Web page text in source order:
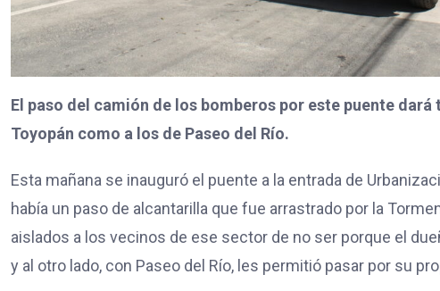
El paso del camión de los bomberos por este puente
Toyopán como a los de Paseo del Río.
Esta mañana se inauguró el puente a la entrada de
había un paso de alcantarilla que fue arrastrado por la
aislados a los vecinos de ese sector de no ser porque el
y al otro lado, con Paseo del Río, les permitió pasar por su